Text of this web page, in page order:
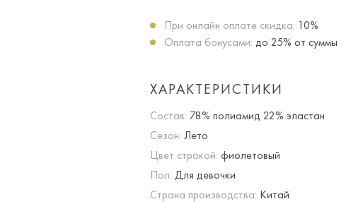
При онлайн оплате скидка: 10%
Оплата бонусами: до 25% от суммы
ХАРАКТЕРИСТИКИ
Состав: 78% полиамид 22% эластан
Сезон: Лето
Цвет строкой: фиолетовый
Пол: Для девочки
Страна производства: Китай